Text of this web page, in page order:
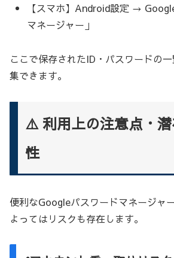
【スマホ】Android設定 →
マネージャー」
ここで保存されたID・パスワードの
集できます。
⚠️ 利用上の注意点・
性
便利なGoogleパスワードマネージャ
よってはリスクも存在します。